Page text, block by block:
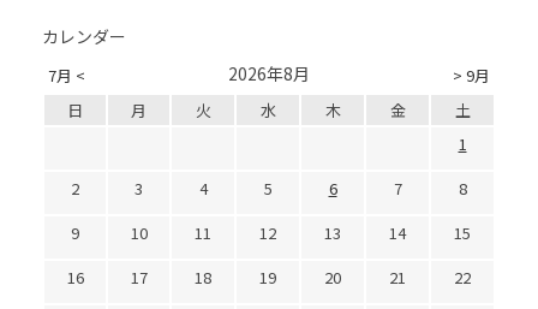
カレンダー
7月 < > 9月
2026年8月
日 月 火 水 木 金
土
1
2
3 4 5 6 7
8
9
10 11 12 13 14
15
16
17 18 19 20 21
22